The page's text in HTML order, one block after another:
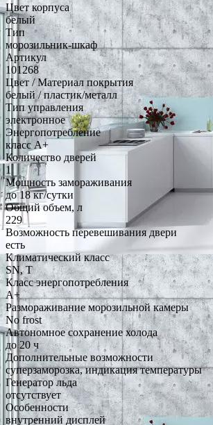
Цвет корпуса
белый
Тип
морозильник-шкаф
Артикул
101268
Цвет / Материал покрытия
белый / пластик/металл
Тип управления
электронное
Энергопотребление
класс A+
Количество дверей
1
Мощность замораживания
до 18 кг/cутки
Общий объем, л
229
Возможность перевешивания двери
есть
Климатический класс
SN, T
Класс энергопотребления
A+
Размораживание морозильной камеры
No frost
Автономное сохранение холода
до 20 ч
Дополнительные возможности
суперзаморозка, индикация температуры
Генератор льда
отсутствует
Особенности
внутренний дисплей